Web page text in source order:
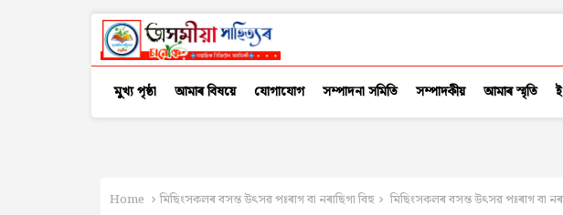
মুখ্য পৃষ্ঠা আমাৰ বিষয়ে যোগাযোগ সম্পাদনা সমিতি সম্পাদকীয় আমাৰ স্মৃতি
Home মিছিংসকলৰ বসন্ত উৎসৱ পঃৰাগ বা নৰাছিগা বিহু মিছিংসকলৰ বসন্ত উৎসৱ পঃৰাগ বা